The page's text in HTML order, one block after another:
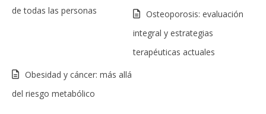
de todas las personas
Osteoporosis: evaluación
integral y estrategias
terapéuticas actuales
Obesidad y cáncer: más allá
del riesgo metabólico